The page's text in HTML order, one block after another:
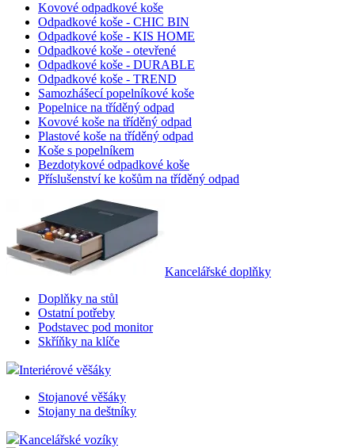
Kovové odpadkové koše
Odpadkové koše - CHIC BIN
Odpadkové koše - KIS HOME
Odpadkové koše - otevřené
Odpadkové koše - DURABLE
Odpadkové koše - TREND
Samozhášecí popelníkové koše
Popelnice na tříděný odpad
Kovové koše na tříděný odpad
Plastové koše na tříděný odpad
Koše s popelníkem
Bezdotykové odpadkové koše
Příslušenství ke košům na tříděný odpad
Kancelářské doplňky
Doplňky na stůl
Ostatní potřeby
Podstavec pod monitor
Skříňky na klíče
Interiérové věšáky
Stojanové věšáky
Stojany na deštníky
Kancelářské vozíky